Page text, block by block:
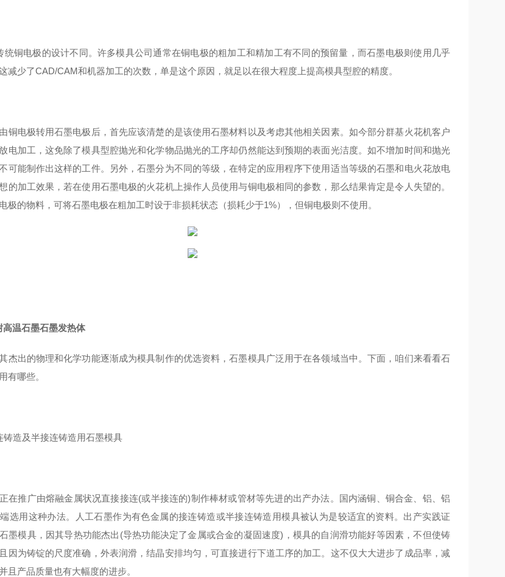
统铜电极的设计不同。许多模具公司通常在铜电极的粗加工和精加工有不同的预留量，而石墨电极则使用几乎
减少了CAD/CAM和机器加工的次数，单是这个原因，就足以在很大程度上提高模具型腔的精度。
铜电极转用石墨电极后，首先应该清楚的是该使用石墨材料以及考虑其他相关因素。如今部分群基火花机客户
电加工，这免除了模具型腔抛光和化学物品抛光的工序却仍然能达到预期的表面光洁度。如不增加时间和抛光
可能制作出这样的工件。另外，石墨分为不同的等级，在特定的应用程序下使用适当等级的石墨和电火花放电
的加工效果，若在使用石墨电极的火花机上操作人员使用与铜电极相同的参数，那么结果肯定是令人失望的。
极的物料，可将石墨电极在粗加工时设于非损耗状态（损耗少于1%），但铜电极则不使用。
高温石墨石墨发热体
杰出的物理和化学功能逐渐成为模具制作的优选资料，石墨模具广泛用于在各领域当中。下面，咱们来看看石
有哪些。
铸造及半接连铸造用石墨模具
在推广由熔融金属状况直接接连(或半接连的)制作棒材或管材等先进的出产办法。国内涵铜、铜合金、铝、铝
选用这种办法。人工石墨作为有色金属的接连铸造或半接连铸造用模具被认为是较适宜的资料。出产实践证
墨模具，因其导热功能杰出(导热功能决定了金属或合金的凝固速度)，模具的自润滑功能好等因素，不但使铸
因为铸锭的尺度准确，外表润滑，结晶安排均匀，可直接进行下道工序的加工。这不仅大大进步了成品率，减
且产品质量也有大幅度的进步。